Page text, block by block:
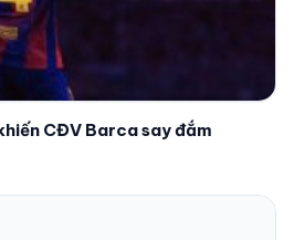
CĐV Barca say đắm